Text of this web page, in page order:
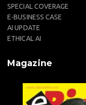
SPECIAL COVERAGE
E-BUSINESS CASE
AI UPDATE
ETHICAL AI
Magazine